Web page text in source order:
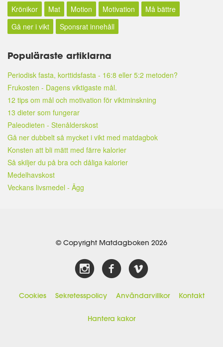
Krönikor Mat Motion Motivation
Må bättre
Gå ner i vikt
Sponsrat innehåll
Populäraste artiklarna
Periodisk fasta, korttidsfasta - 16:8 eller 5:2 metoden?
Frukosten - Dagens viktigaste mål.
12 tips om mål och motivation för viktminskning
13 dieter som fungerar
Paleodieten - Stenålderskost
Gå ner dubbelt så mycket i vikt med matdagbok
Konsten att bli mätt med färre kalorier
Så skiljer du på bra och dåliga kalorier
Medelhavskost
Veckans livsmedel - Ägg
© Copyright Matdagboken 2026
Cookies Sekretesspolicy Användarvillkor Kontakt
Hantera kakor